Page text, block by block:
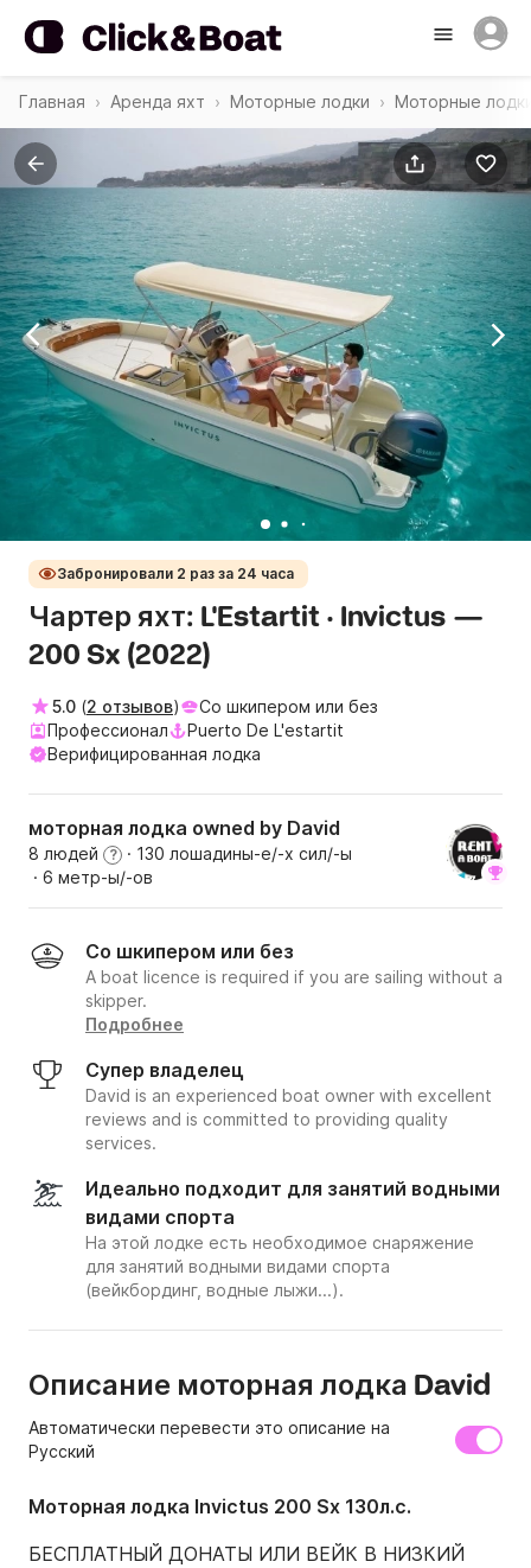
Главная Аренда яхт Моторные лодки Моторные
Забронировали 2 раз за 24 часа
Чартер яхт: L'Estartit · Invictus —
200 Sx (2022)
5.0 (2 отзывов)
Со шкипером или без
Профессионал
Puerto De L'estartit
Верифицированная лодка
моторная лодка owned by David
8 людей ?
· 130 лошадины-е/-х сил/-ы
· 6 метр-ы/-ов
Со шкипером или без
A boat licence is required if you are sailing without a
skipper.
Подробнее
Супер владелец
David is an experienced boat owner with excellent
reviews and is committed to providing quality
services.
Идеально подходит для занятий водными
видами спорта
На этой лодке есть необходимое снаряжение
для занятий водными видами спорта
(вейкбординг, водные лыжи...).
Описание моторная лодка David
Автоматически перевести это описание на
Русский
Моторная лодка Invictus 200 Sx 130л.с.
БЕСПЛАТНЫЙ ДОНАТЫ ИЛИ ВЕЙК В НИЗКИЙ